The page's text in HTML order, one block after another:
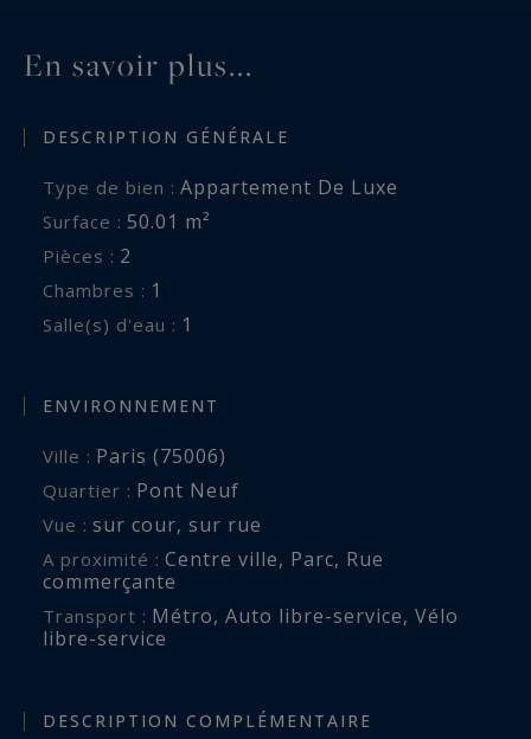
En savoir plus...
DESCRIPTION GÉNÉRALE
Type de bien : Appartement De Luxe
Surface : 50.01 m²
Pièces : 2
Chambres : 1
Salle(s) d'eau : 1
ENVIRONNEMENT
Ville : Paris (75006)
Quartier : Pont Neuf
Vue : sur cour, sur rue
A proximité : Centre ville, Parc, Rue
commerçante
Transport : Métro, Auto libre-service, Vélo
libre-service
DESCRIPTION COMPLÉMENTAIRE